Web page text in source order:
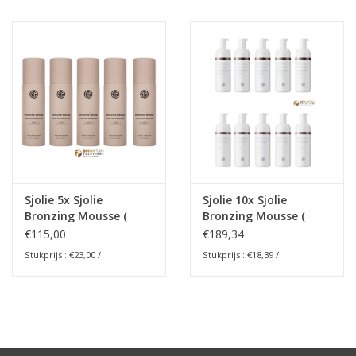
Promotie materiaal
Vraag hier om een vrijblijvend
adviesgesprek met ons!
Sjolie 5x Sjolie
Bronzing Mousse (
salon verkoop)
€115,00
Stukprijs : €23,00 /
Sjolie 10x Sjolie
Bronzing Mousse (
salon verkoop)
€189,34
Stukprijs : €18,39 /